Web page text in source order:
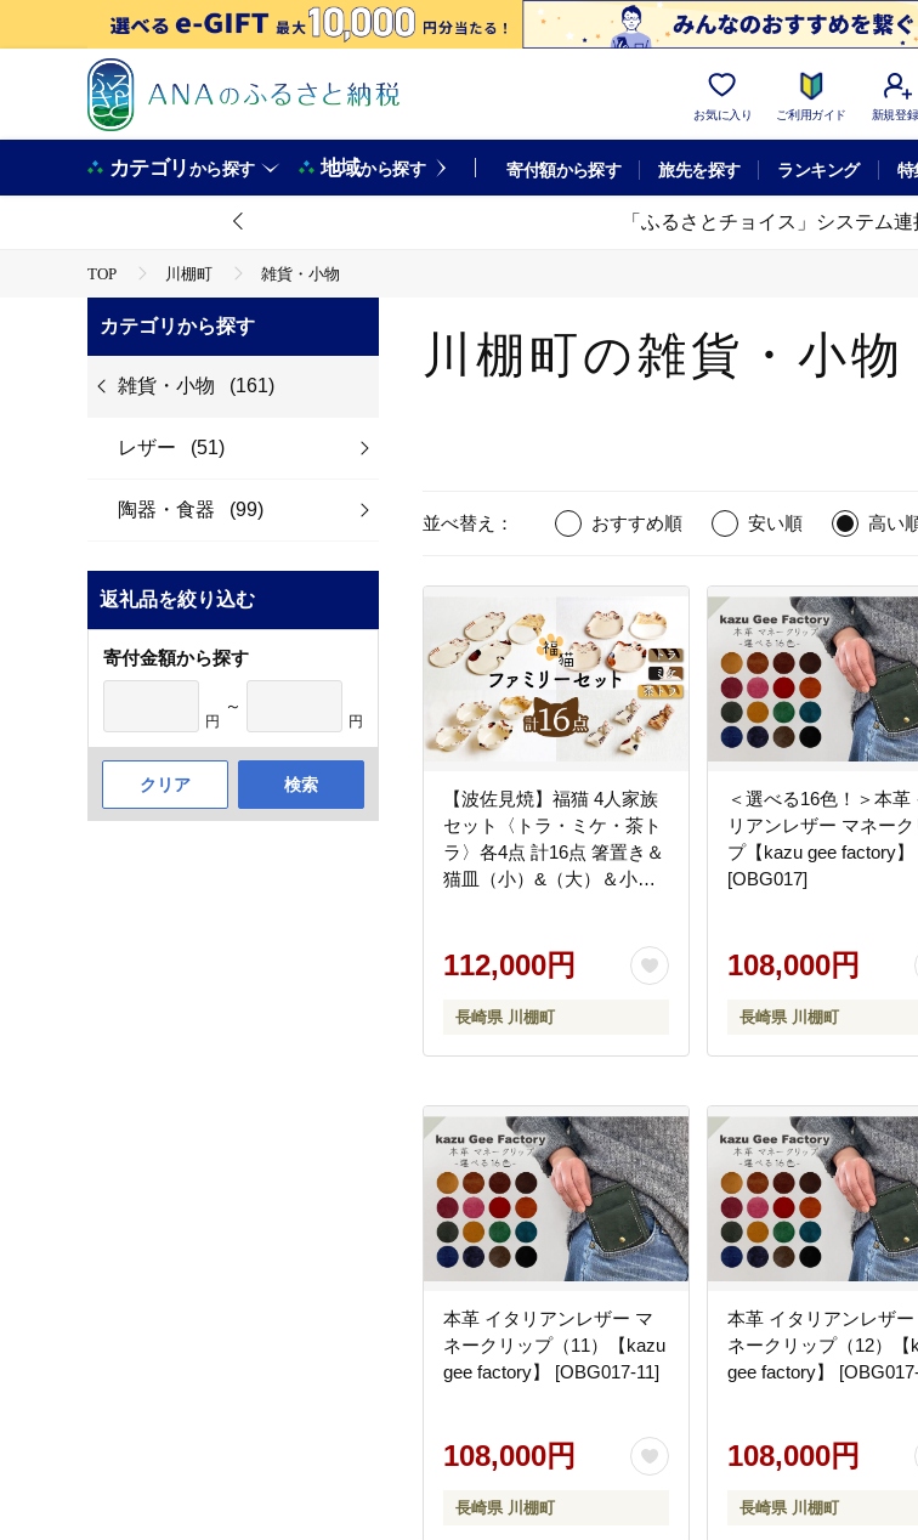
お気に入り ご利用ガイド 新規登録
カテゴリから探す 地域から探す 寄付額から探す 旅先を探す ランキング 特
「ふるさとチョイス」システム
TOP 川棚町 雑貨・小物
カテゴリから探す
雑貨・小物 (161)
レザー (51)
陶器・食器 (99)
返礼品を絞り込む
寄付金額から探す
円
～
円
クリア 検索
川棚町の雑貨・小物
並べ替え： おすすめ順 安い順 高い
【波佐見焼】福猫 4人家族
セット〈トラ・ミケ・茶ト
ラ〉各4点 計16点 箸置き＆
猫皿（小）&（大）＆小鉢
112,000円
長崎県 川棚町
＜選べる16色！＞本革
リアンレザー マネーク
プ【kazu gee factory】
[OBG017]
108,000円
長崎県 川棚町
本革 イタリアンレザー マ
ネークリップ（11）【kazu
gee factory】 [OBG017-11]
108,000円
長崎県 川棚町
本革 イタリアンレザー
ネークリップ（12）【
gee factory】
108,000円
長崎県 川棚町